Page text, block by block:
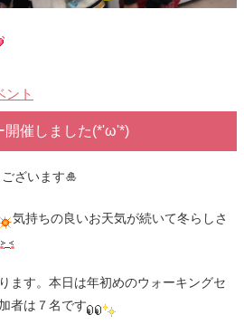
ント
開催しました(*'ω'*)
ざいます🎍
気持ちの良いお天気が続いて冬らしさ
ます。本日は年初めのウォーキングセ
者は７名です